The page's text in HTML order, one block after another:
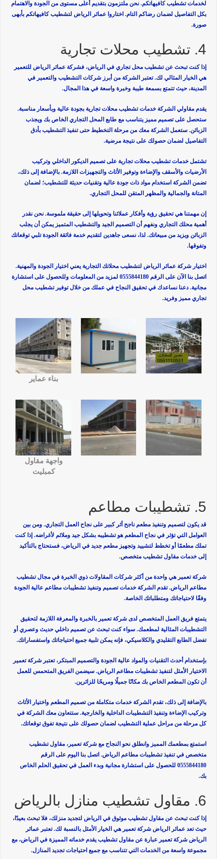
لخدمات تشطيب كافيهاتكم. نحن ملتزمون بتقديم أعلى مستوى من الجودة والاهتمام
بكل التفاصيل لضمان رضاكم التام. اختاروا عمائر الرياض لتشطيب كافيهاتكم بأبهى
صورة.
4. تشطيب محلات تجارية
إذا كنت تبحث عن تشطيب محل تجاري في الرياض، فشركة عمائر الرياض للتعمير
هي الخيار المثالي لك. تعتبر الشركة من أبرز شركات التشطيب والتعمير في
المدينة، حيث تتمتع بسمعة طيبة وخبرة واسعة في هذا المجال.
يقدم مقاولي الشركة خدمات تشطيب محلات تجارية بجودة عالية وبأسعار مناسبة.
ستحصل على تصميم مميز يتناسب مع طابع المحل التجاري الخاص بك ويجذب
الزبائن. ستعمل الشركة معك من مرحلة التخطيط حتى تنفيذ التشطيب بأدق
التفاصيل لضمان حصولك على نتيجة مرضية.
تشتمل خدمات تشطيب محلات تجارية على تصميم الديكور الداخلي وتركيب
الأرضيات والأسقف والإضاءة وتوفير الأثاث والتجهيزات اللازمة. بالإضافة إلى ذلك،
تضمن الشركة استخدام مواد ذات جودة عالية وتقنيات حديثة للتشطيب؛ لضمان
المتانة والجمالية والمظهر المتقن للمحل التجاري.
إن مهمتنا هي تحقيق رؤية وأفكار عملائنا وتحويلها إلى حقيقة ملموسة. نحن نقدر
أهمية محلك التجاري ونفهم أن التصميم الجيد والتشطيب المتميز يمكن أن يجلب
الزبائن ويزيد من مبيعاتك. لذا، نسعى جاهدين لتقديم خدمة فائقة الجودة تلبي توقعاتك
وتفوقها.
اختيار شركة عمائر الرياض لتشطيب محلاتك التجارية يعني اختيار الجودة والمهنية.
اتصل بنا الآن على الرقم 0555844180 لمزيد من المعلومات وللحصول على استشارة
مجانية. دعنا نساعدك في تحقيق النجاح في عملك من خلال توفير تشطيب محل
تجاري مميز وفريد.
بناء عماير
واجهة مقاول
كمبليت
5. تشطيبات مطاعم
قد يكون لتصميم وتنفيذ مطعم ناجح أثر كبير على نجاح العمل التجاري. ومن بين
العوامل التي تؤثر في نجاح المطعم هو تشطيبه بشكل جيد وملائم لأغراضه. إذا كنت
تملك مطعمًا أو تخطط لتشييد وتجهيز مطعم جديد في الرياض، فستحتاج بالتأكيد
إلى خدمات مقاول تشطيب متخصص.
شركة تعمير هي واحدة من أكثر شركات المقاولات ذوي الخبرة في مجال تشطيب
مطاعم الرياض. تقدم الشركة خدمات تصميم وتنفيذ تشطيبات مطاعم عالية الجودة
وفقًا لاحتياجاتك ومتطلباتك الخاصة.
يتمتع فريق العمل المتخصص لدى شركة تعمير بالخبرة والمعرفة اللازمة لتحقيق
التشطيبات المثالية لمطعمك. سواء كنت تبحث عن تصميم داخلي حديث وعصري أو
تفضل الطابع التقليدي والكلاسيكي، فإنه يمكن تلبية جميع احتياجاتك واستفساراتك.
بإستخدام أحدث التقنيات والمواد عالية الجودة والتصميم المبتكر، تعتبر شركة تعمير
الاختيار الأمثل لتنفيذ تشطيبات مطاعم الرياض. سيضمن الفريق المتحمس للعمل
أن تكون المطعم الخاص بك مكانًا جميلًا ومريحًا للزائرين.
بالإضافة إلى ذلك، تقدم الشركة خدمات متكاملة من تصميم المطعم واختيار الأثاث
وتركيب الإضاءة وتنفيذ التشطيبات الداخلية والخارجية. ستتعاون معك الشركة في
كل مرحلة من مراحل عملية التشطيب لضمان حصولك على نتيجة تفوق توقعاتك.
استمتع بمطعمك المميز وانطلق نحو النجاح مع شركة تعمير، مقاول تشطيب
متخصص في تنفيذ تشطيبات مطاعم الرياض. اتصل بنا اليوم على الرقم
0555844180 للحصول على استشارة مجانية وبدء العمل في تحقيق الحلم الخاص
بك.
6. مقاول تشطيب منازل بالرياض
إذا كنت تبحث عن مقاول تشطيب موثوق في الرياض لتجديد منزلك، فلا تبحث بعيدًا،
حيث تعد عمائر الرياض شركة تعمير هي الخيار الأمثل بالنسبة لك. تعتبر عمائر
الرياض شركة تعمير عبارة عن مقاول تشطيب يقدم خدماته المميزة في الرياض، مع
مجموعة واسعة من الخدمات التي تتناسب مع جميع احتياجات تجديد المنازل.